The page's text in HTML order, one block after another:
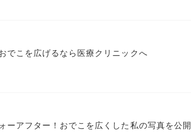
でこを広げるなら医療クリニックへ
ーアフター！おでこを広くした私の写真を公開